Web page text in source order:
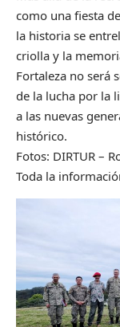
como una fiesta
la historia se
criolla y la
Fortaleza no será
de la lucha por la
a las nuevas
histórico.
Fotos: DIRTUR –
Toda la